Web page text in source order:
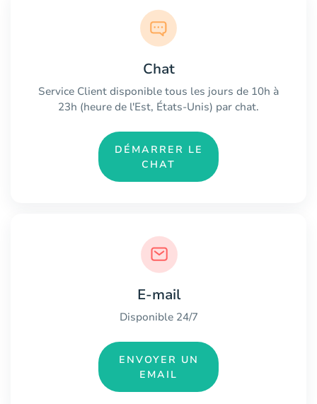
Chat
Service Client disponible tous les jours de 10h à
23h (heure de l'Est, États-Unis) par chat.
DÉMARRER LE
CHAT
E-mail
Disponible 24/7
ENVOYER UN
EMAIL